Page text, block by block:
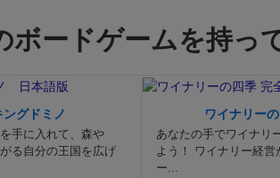
ボードゲームを持っ
ングドミノ
手に入れて、森や
る自分の王国を広げ
ワイナリー
あなたの手でワイナリ
よう！ ワイナリー経営
ー...